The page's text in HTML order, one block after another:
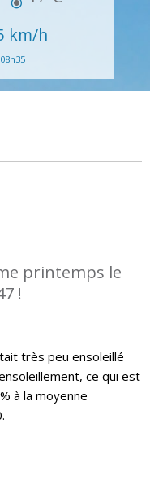
km/h
printemps le
!
très peu ensoleillé
ce qui est
à la moyenne